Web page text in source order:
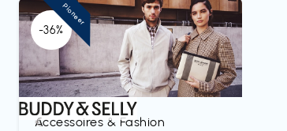
-36%
Accessoires & Fashion
€‎
Pioneer